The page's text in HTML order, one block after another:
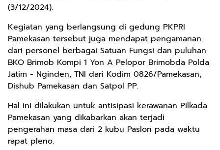
(3/12/2024).
Kegiatan yang berlangsung di gedung PKPRI
Pamekasan tersebut juga mendapat pengamanan
dari personel berbagai Satuan Fungsi dan puluhan
BKO Brimob Kompi 1 Yon A Pelopor Brimobda Polda
Jatim - Nginden, TNI dari Kodim 0826/Pamekasan,
Dishub Pamekasan dan Satpol PP.
Hal ini dilakukan untuk antisipasi kerawanan Pilkada
Pamekasan yang dikabarkan akan terjadi
pengerahan masa dari 2 kubu Paslon pada waktu
rapat pleno.